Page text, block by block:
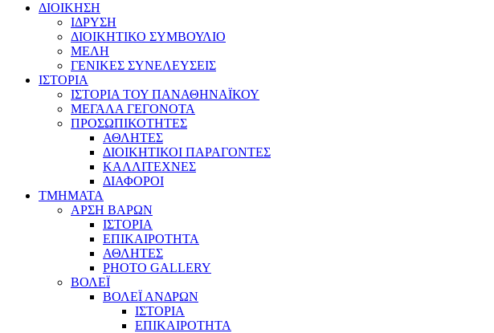
ΔΙΟΙΚΗΣΗ
ΙΔΡΥΣΗ
ΔΙΟΙΚΗΤΙΚΟ ΣΥΜΒΟΥΛΙΟ
ΜΕΛΗ
ΓΕΝΙΚΕΣ ΣΥΝΕΛΕΥΣΕΙΣ
ΙΣΤΟΡΙΑ
ΙΣΤΟΡΙΑ ΤΟΥ ΠΑΝΑΘΗΝΑΪΚΟΥ
ΜΕΓΑΛΑ ΓΕΓΟΝΟΤΑ
ΠΡΟΣΩΠΙΚΟΤΗΤΕΣ
ΑΘΛΗΤΕΣ
ΔΙΟΙΚΗΤΙΚΟΙ ΠΑΡΑΓΟΝΤΕΣ
ΚΑΛΛΙΤΕΧΝΕΣ
ΔΙΑΦΟΡΟΙ
ΤΜΗΜΑΤΑ
ΑΡΣΗ ΒΑΡΩΝ
ΙΣΤΟΡΙΑ
ΕΠΙΚΑΙΡΟΤΗΤΑ
ΑΘΛΗΤΕΣ
PHOTO GALLERY
ΒΟΛΕΪ
ΒΟΛΕΪ ΑΝΔΡΩΝ
ΙΣΤΟΡΙΑ
ΕΠΙΚΑΙΡΟΤΗΤΑ